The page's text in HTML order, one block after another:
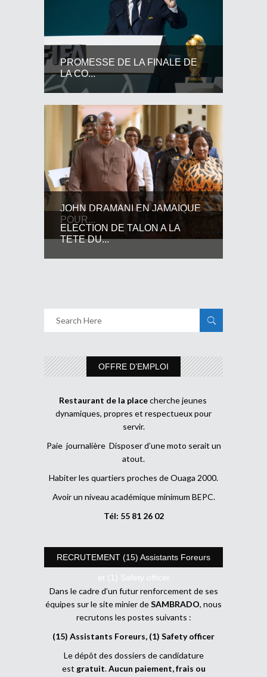
PROMESSE DE LA FINALE DE
LA CO...
JOHN DRAMANI EN JAMAIQUE
POUR...
ELECTION DE TALON A LA
TETE DU...
OFFRE D’EMPLOI
Restaurant de la placecherche jeunes
dynamiques, propres et respectueux pour
servir.
Paie journalière Disposer d’une moto serait un
atout.
Habiter les quartiers proches de Ouaga 2000.
Avoir un niveau académique minimum BEPC.
Tél: 55 81 26 02
RECRUTEMENT (15) Assistants Foreurs
et (1) Safety officer
Dans le cadre d’un futur renforcement de ses
équipes sur le site minier deSAMBRADO, nous
recrutons les postes suivants :
(15) Assistants Foreurs, (1) Safety officer
Le dépôt des dossiers de candidature
est gratuit.Aucun paiement, frais ou